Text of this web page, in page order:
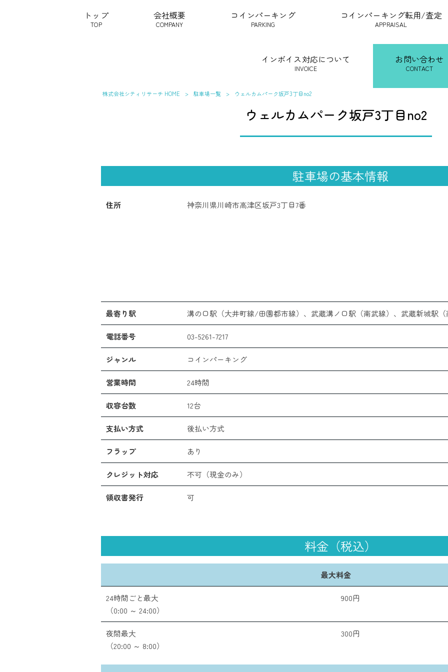
トップ
TOP
会社概要
COMPANY
コインパーキング
PARKING
コインパーキング転用/査定
APPRAISAL
インボイス対応について
INVOICE
お問い合わせ
CONTACT
株式会社シティリサーチ HOME > 駐車場一覧 > ウェルカムパーク坂戸3丁目no2
ウェルカムパーク坂戸3丁目no2
駐車場の基本情報
住所 神奈川県川崎市高津区坂戸3丁目7番
最寄り駅 溝の口駅（大井町線/田園都市線）、武蔵溝ノ口駅（南武線）、武蔵新城駅
電話番号 03-5261-7217
ジャンル コインパーキング
営業時間 24時間
収容台数 12台
支払い方式 後払い方式
フラップ あり
クレジット対応 不可（現金のみ）
領収書発行 可
料金（税込）
最大料金
24時間ごと最大
（0:00 ～ 24:00）
900円
夜間最大
（20:00 ～ 8:00）
300円